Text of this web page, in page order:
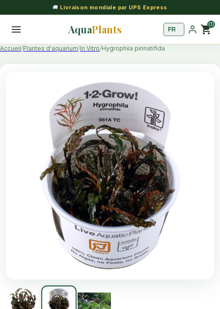
🚚 Livraison mondiale par UPS Express
AquaPlants shopping_cart(1)
Accueil Plantes d'aquarium In Vitro Hygrophila pinnatifida